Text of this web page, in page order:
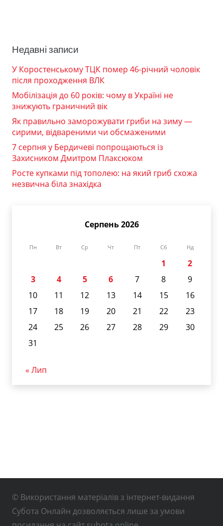
Недавні записи
У Коростенському ТЦК помер 46-річний чоловік
після проходження ВЛК
Мобілізація до 60 років: чому в Україні не
знижують граничний вік
Як правильно заморожувати гриби на зиму —
сирими, відвареними чи обсмаженими
7 серпня у Бердичеві попрощаються із
Захисником Дмитром Плаксюком
Росте купками під тополею: на який гриб схожа
незвична біла знахідка
Серпень 2026
Пн Вт Ср Чт Пт Сб Нд
1
2
3
4 5 6 7 8
9
10
11 12 13 14 15
16
17
18 19 20 21 22
23
24
25 26 27 28 29
30
31
« Лип
© Використання матеріалів з інтернет-видання
Субота Онлайн дозволяється лише за умови